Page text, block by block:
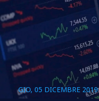
GIO, 05 DICEMBRE 2019